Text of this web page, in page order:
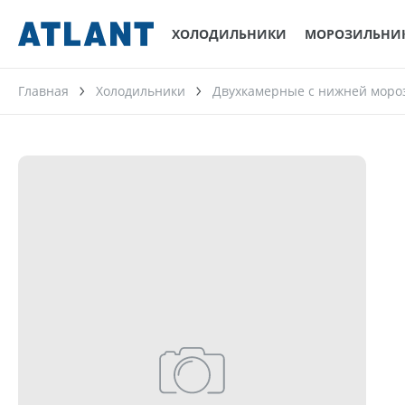
ХОЛОДИЛЬНИКИ
Главная Холодильники Двухкамерные с нижней